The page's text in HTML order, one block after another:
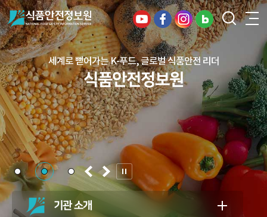
건강하고 안전한 식생활, 일상의 행복을
든든하게 지키는 식품안전 지킴이
식품안전정보원
세계로 뻗어가는 K-푸드, 글로벌 식품안전 리더
식품안전정보원
디지털 혁신으로 여는 안전한 식품, 건강한 미래
식품안전정보원
기관 소개